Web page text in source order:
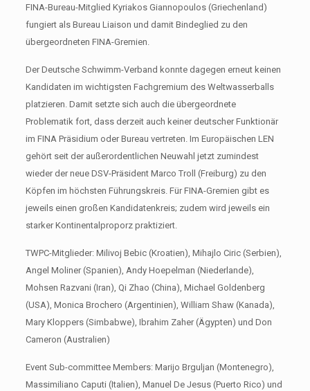
FINA-Bureau-Mitglied Kyriakos Giannopoulos (Griechenland)
fungiert als Bureau Liaison und damit Bindeglied zu den
übergeordneten FINA-Gremien.
Der Deutsche Schwimm-Verband konnte dagegen erneut keinen
Kandidaten im wichtigsten Fachgremium des Weltwasserballs
platzieren. Damit setzte sich auch die übergeordnete
Problematik fort, dass derzeit auch keiner deutscher Funktionär
im FINA Präsidium oder Bureau vertreten. Im Europäischen LEN
gehört seit der außerordentlichen Neuwahl jetzt zumindest
wieder der neue DSV-Präsident Marco Troll (Freiburg) zu den
Köpfen im höchsten Führungskreis. Für FINA-Gremien gibt es
jeweils einen großen Kandidatenkreis; zudem wird jeweils ein
starker Kontinentalproporz praktiziert.
TWPC-Mitglieder: Milivoj Bebic (Kroatien), Mihajlo Ciric (Serbien),
Angel Moliner (Spanien), Andy Hoepelman (Niederlande),
Mohsen Razvani (Iran), Qi Zhao (China), Michael Goldenberg
(USA), Monica Brochero (Argentinien), William Shaw (Kanada),
Mary Kloppers (Simbabwe), Ibrahim Zaher (Ägypten) und Don
Cameron (Australien)
Event Sub-committee Members: Marijo Brguljan (Montenegro),
Massimiliano Caputi (Italien), Manuel De Jesus (Puerto Rico) und